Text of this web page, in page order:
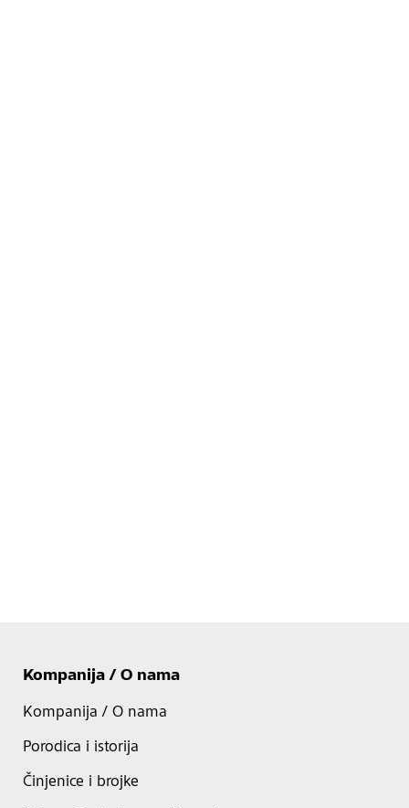
Kompanija / O nama
Kompanija / O nama
Porodica i istorija
Činjenice i brojke